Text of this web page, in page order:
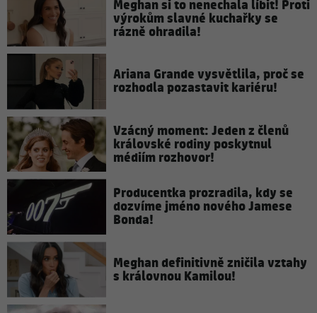
Meghan si to nenechala líbit! Proti
výrokům slavné kuchařky se
rázně ohradila!
Ariana Grande vysvětlila, proč se
rozhodla pozastavit kariéru!
Vzácný moment: Jeden z členů
královské rodiny poskytnul
médiím rozhovor!
Producentka prozradila, kdy se
dozvíme jméno nového Jamese
Bonda!
Meghan definitivně zničila vztahy
s královnou Kamilou!